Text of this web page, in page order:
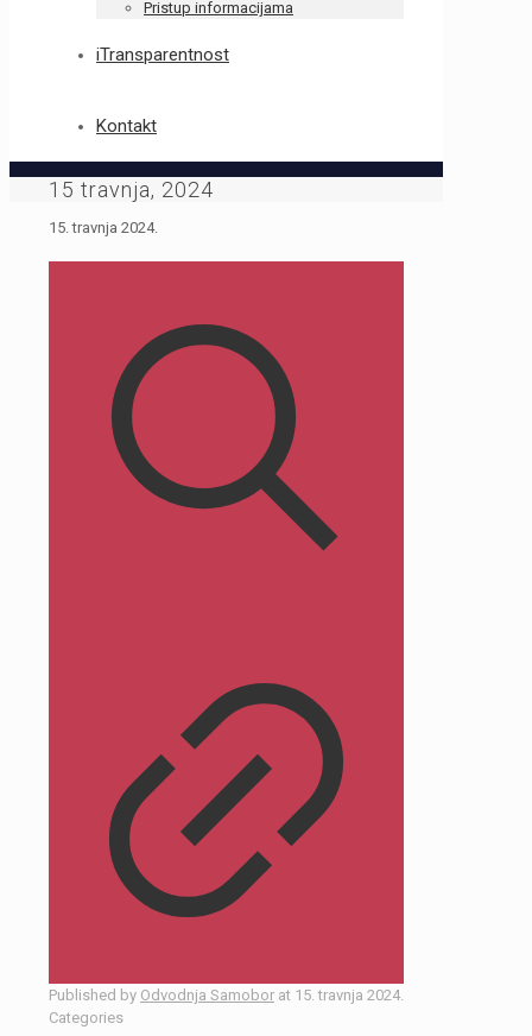
Pristup informacijama
iTransparentnost
Kontakt
15 travnja, 2024
15. travnja 2024.
Published by Odvodnja Samobor at 15. travnja 2024.
Categories